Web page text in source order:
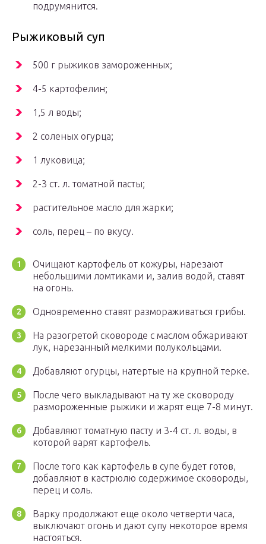
подрумянится.
Рыжиковый суп
500 г рыжиков замороженных;
4-5 картофелин;
1,5 л воды;
2 соленых огурца;
1 луковица;
2-3 ст. л. томатной пасты;
растительное масло для жарки;
соль, перец – по вкусу.
Очищают картофель от кожуры, нарезают
небольшими ломтиками и, залив водой, ставят
на огонь.
Одновременно ставят размораживаться грибы.
На разогретой сковороде с маслом обжаривают
лук, нарезанный мелкими полукольцами.
Добавляют огурцы, натертые на крупной терке.
После чего выкладывают на ту же сковороду
размороженные рыжики и жарят еще 7-8 минут.
Добавляют томатную пасту и 3-4 ст. л. воды, в
которой варят картофель.
После того как картофель в супе будет готов,
добавляют в кастрюлю содержимое сковороды,
перец и соль.
Варку продолжают еще около четверти часа,
выключают огонь и дают супу некоторое время
настояться.